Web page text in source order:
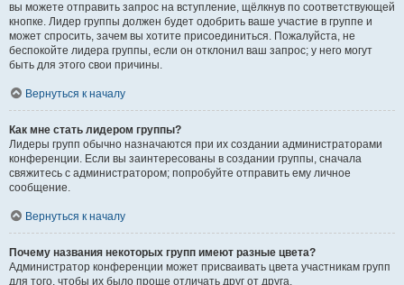
вы можете отправить запрос на вступление, щёлкнув по соответствующей
кнопке. Лидер группы должен будет одобрить ваше участие в группе и
может спросить, зачем вы хотите присоединиться. Пожалуйста, не
беспокойте лидера группы, если он отклонил ваш запрос; у него могут
быть для этого свои причины.
Вернуться к началу
Как мне стать лидером группы?
Лидеры групп обычно назначаются при их создании администраторами
конференции. Если вы заинтересованы в создании группы, сначала
свяжитесь с администратором; попробуйте отправить ему личное
сообщение.
Вернуться к началу
Почему названия некоторых групп имеют разные цвета?
Администратор конференции может присваивать цвета участникам групп
для того, чтобы их было проще отличать друг от друга.